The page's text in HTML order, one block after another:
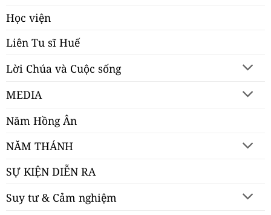
Học viện
Liên Tu sĩ Huế
Lời Chúa và Cuộc sống
MEDIA
Năm Hồng Ân
NĂM THÁNH
SỰ KIỆN DIỄN RA
Suy tư & Cảm nghiệm